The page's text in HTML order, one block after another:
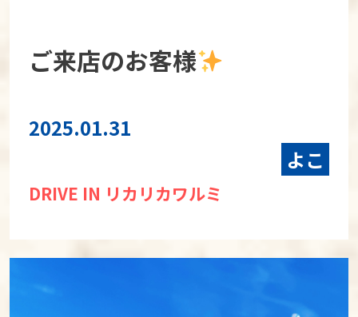
ご来店のお客様
2025.01.31
よこ
DRIVE IN リカリカワルミ